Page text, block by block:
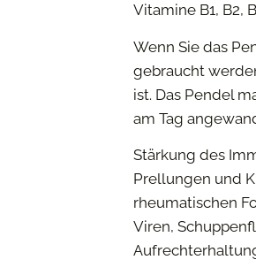
Vitamine B1, B2,
Wenn Sie das
gebraucht
ist. Das Pendel
am Tag
Stärkung des
Prellungen und
rheumatischen
Viren,